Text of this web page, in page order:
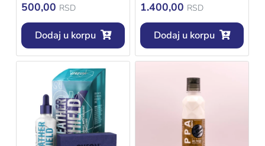
KOŽE
500,00 RSD
Dodaj u korpu
KOŽU 750ML
1.400,00 RSD
Dodaj u korpu